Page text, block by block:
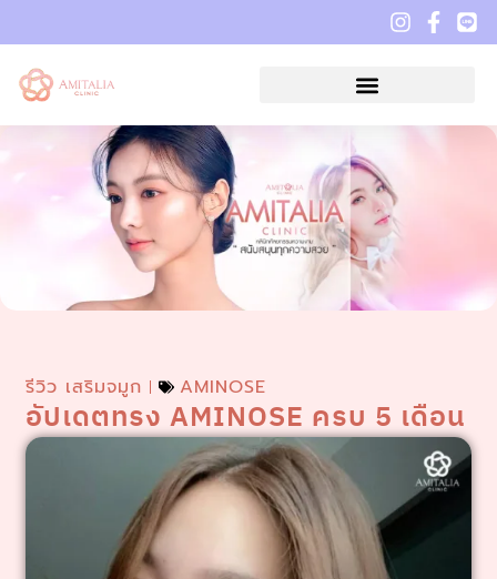
รีวิว เสริมจมูก AMINOSE
อัปเดตทรง AMINOSE ครบ 5 เดือน